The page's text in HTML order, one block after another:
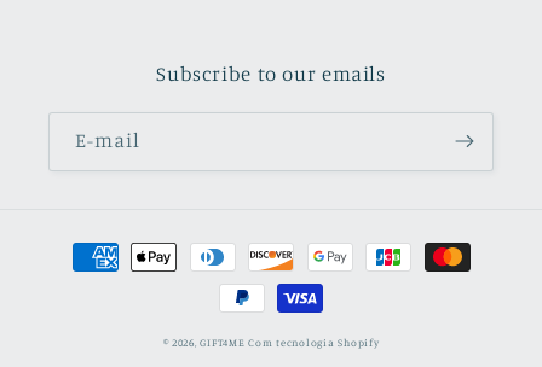
Subscribe to our emails
E-mail
Métodos
© 2026,GIFT4ME Com tecnologia Shopify